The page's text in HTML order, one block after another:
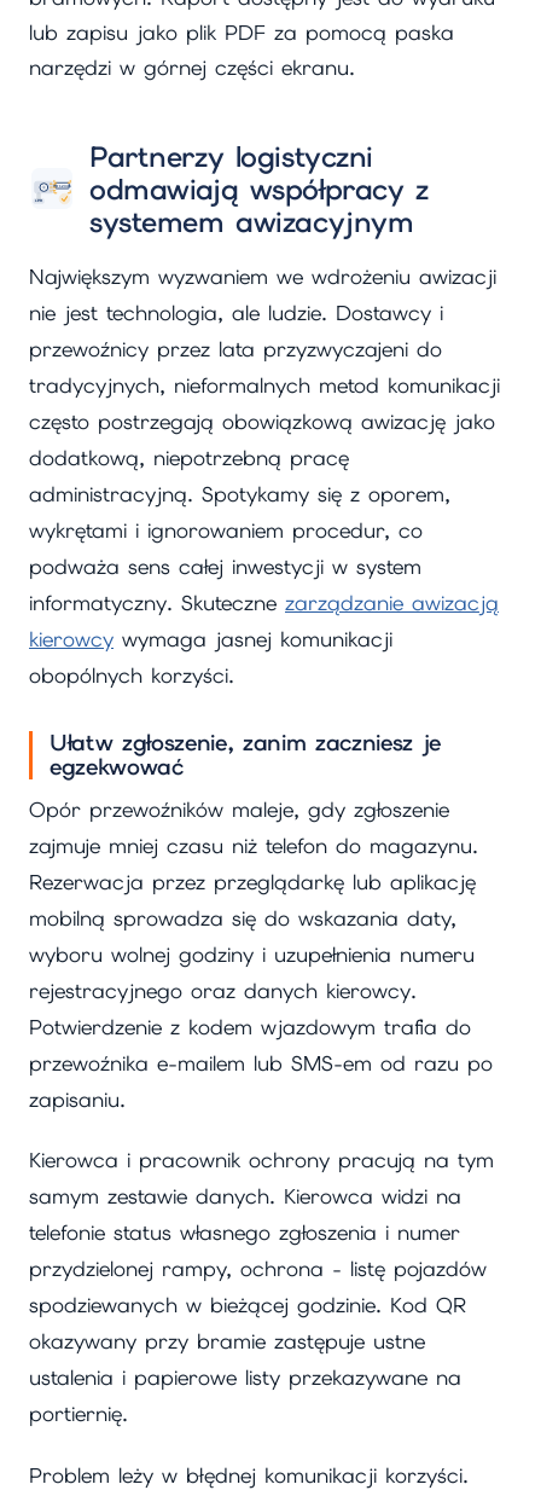
lub zapisu jako plik PDF za pomocą paska
narzędzi w górnej części ekranu.
Partnerzy logistyczni
odmawiają współpracy z
systemem awizacyjnym
Największym wyzwaniem we wdrożeniu awizacji
nie jest technologia, ale ludzie. Dostawcy i
przewoźnicy przez lata przyzwyczajeni do
tradycyjnych, nieformalnych metod komunikacji
często postrzegają obowiązkową awizację jako
dodatkową, niepotrzebną pracę
administracyjną. Spotykamy się z oporem,
wykrętami i ignorowaniem procedur, co
podważa sens całej inwestycji w system
informatyczny. Skuteczne zarządzanie awizacją
kierowcy wymaga jasnej komunikacji
obopólnych korzyści.
Ułatw zgłoszenie, zanim zaczniesz je
egzekwować
Opór przewoźników maleje, gdy zgłoszenie
zajmuje mniej czasu niż telefon do magazynu.
Rezerwacja przez przeglądarkę lub aplikację
mobilną sprowadza się do wskazania daty,
wyboru wolnej godziny i uzupełnienia numeru
rejestracyjnego oraz danych kierowcy.
Potwierdzenie z kodem wjazdowym trafia do
przewoźnika e-mailem lub SMS-em od razu po
zapisaniu.
Kierowca i pracownik ochrony pracują na tym
samym zestawie danych. Kierowca widzi na
telefonie status własnego zgłoszenia i numer
przydzielonej rampy, ochrona - listę pojazdów
spodziewanych w bieżącej godzinie. Kod QR
okazywany przy bramie zastępuje ustne
ustalenia i papierowe listy przekazywane na
portiernię.
Problem leży w błędnej komunikacji korzyści.